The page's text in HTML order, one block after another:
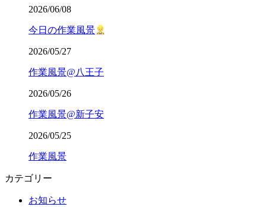
2026/06/08
今日の作業風景
2026/05/27
作業風景@八王子
2026/05/26
作業風景@新子安
2026/05/25
作業風景
カテゴリー
お知らせ